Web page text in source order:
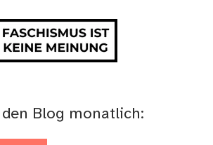
Blog monatlich: